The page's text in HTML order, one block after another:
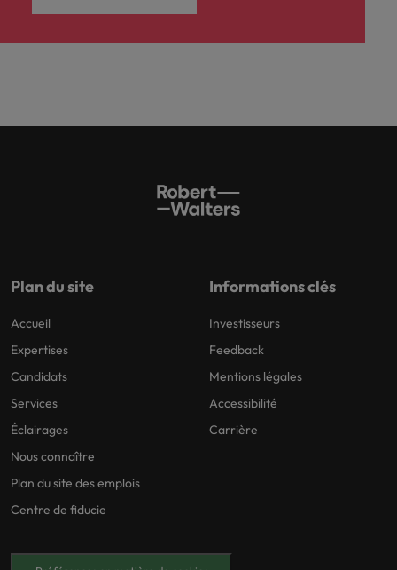
Plan du site
Accueil
Expertises
Candidats
Services
Éclairages
Nous connaître
Plan du site des emplois
Centre de fiducie
Informations clés
Investisseurs
Feedback
Mentions légales
Accessibilité
Carrière